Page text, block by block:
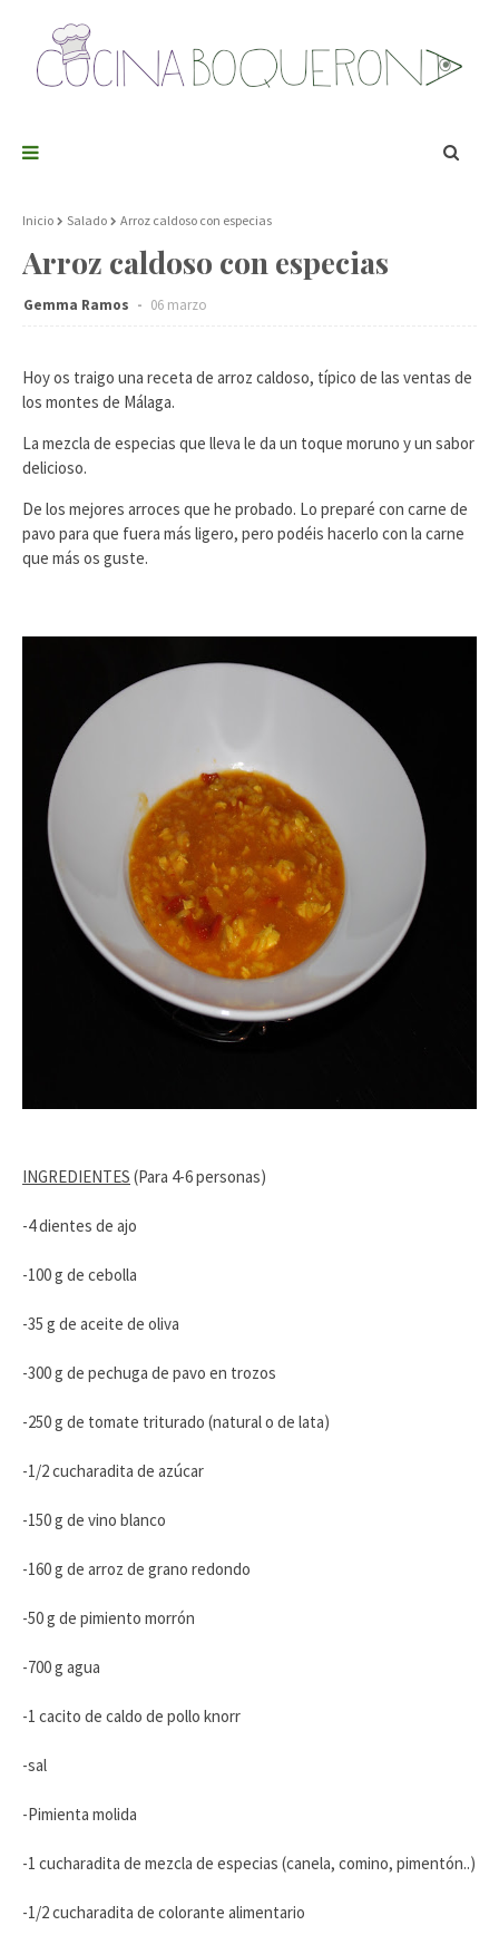
Inicio Salado Arroz caldoso con especias
Arroz caldoso con especias
Gemma Ramos 06 marzo
Hoy os traigo una receta de arroz caldoso, típico de las ventas de
los montes de Málaga.
La mezcla de especias que lleva le da un toque moruno y un sabor
delicioso.
De los mejores arroces que he probado. Lo preparé con carne de
pavo para que fuera más ligero, pero podéis hacerlo con la carne
que más os guste.
INGREDIENTES (Para 4-6 personas)
-4 dientes de ajo
-100 g de cebolla
-35 g de aceite de oliva
-300 g de pechuga de pavo en trozos
-250 g de tomate triturado (natural o de lata)
-1/2 cucharadita de azúcar
-150 g de vino blanco
-160 g de arroz de grano redondo
-50 g de pimiento morrón
-700 g agua
-1 cacito de caldo de pollo knorr
-sal
-Pimienta molida
-1 cucharadita de mezcla de especias (canela, comino, pimentón..)
-1/2 cucharadita de colorante alimentario